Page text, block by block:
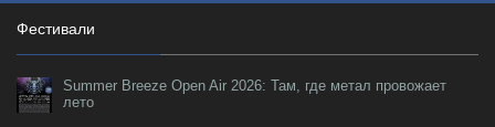
Фестивали
Summer Breeze Open Air 2026: Там, где метал провожает
лето